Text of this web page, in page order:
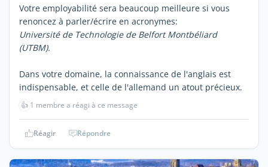
Votre employabilité sera beaucoup meilleure si vous
renoncez à parler/écrire en acronymes:
Université de Technologie de Belfort Montbéliard
(UTBM).
Dans votre domaine, la connaissance de l'anglais est
indispensable, et celle de l'allemand un atout précieux.
👍 1 membre a réagi à ce message
Réagir Répondre